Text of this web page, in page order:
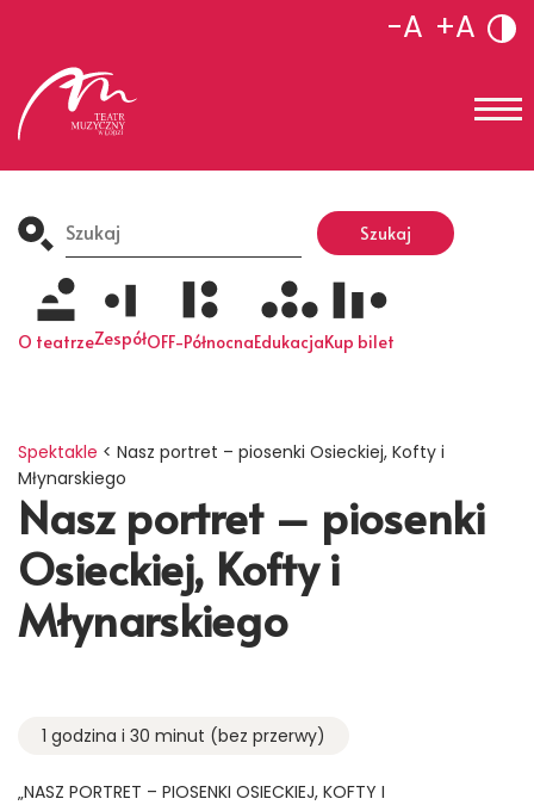
-A +A
for:
Szukaj
O teatrzeZespółOFF-PółnocnaEdukacjaKup bilet
Spektakle < Nasz portret – piosenki Osieckiej, Kofty i
Młynarskiego
Nasz portret – piosenki
Osieckiej, Kofty i
Młynarskiego
1 godzina i 30 minut (bez przerwy)
„NASZ PORTRET – PIOSENKI OSIECKIEJ, KOFTY I